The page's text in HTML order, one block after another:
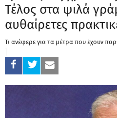
Τέλος στα ψιλά
αυθαίρετες
Τι ανέφερε για τα μέτρα που έχουν